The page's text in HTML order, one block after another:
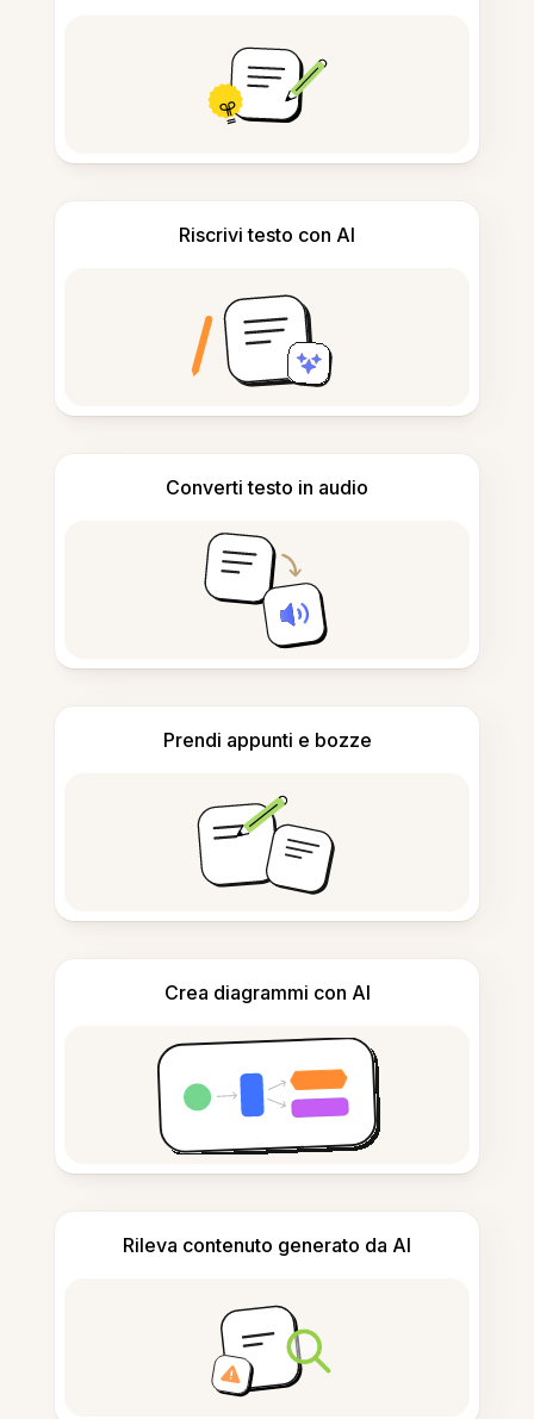
Riscrivi testo con AI
Converti testo in audio
Prendi appunti e bozze
Crea diagrammi con AI
Rileva contenuto generato da AI